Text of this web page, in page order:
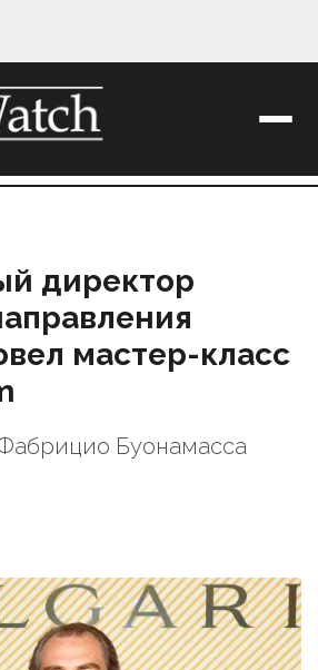
директор
мастер-класс
Буонамасса